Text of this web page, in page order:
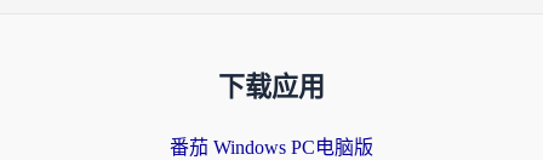
下载应用
番茄 Windows PC电脑版